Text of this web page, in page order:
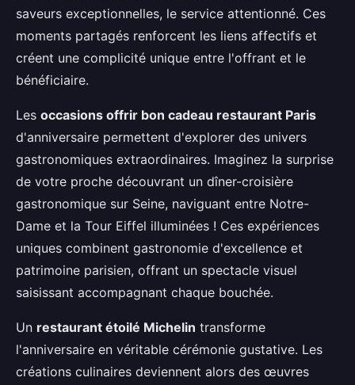
saveurs exceptionnelles, le service attentionné. Ces
moments partagés renforcent les liens affectifs et
créent une complicité unique entre l'offrant et le
bénéficiaire.
Les occasions offrir bon cadeau restaurant Paris
d'anniversaire permettent d'explorer des univers
gastronomiques extraordinaires. Imaginez la surprise
de votre proche découvrant un dîner-croisière
gastronomique sur Seine, naviguant entre Notre-
Dame et la Tour Eiffel illuminées ! Ces expériences
uniques combinent gastronomie d'excellence et
patrimoine parisien, offrant un spectacle visuel
saisissant accompagnant chaque bouchée.
Un restaurant étoilé Michelin transforme
l'anniversaire en véritable cérémonie gustative. Les
créations culinaires deviennent alors des œuvres